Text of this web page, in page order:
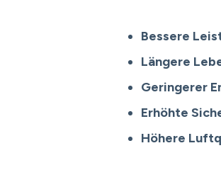
Bessere
Längere
Geringerer
Erhöhte
Höhere